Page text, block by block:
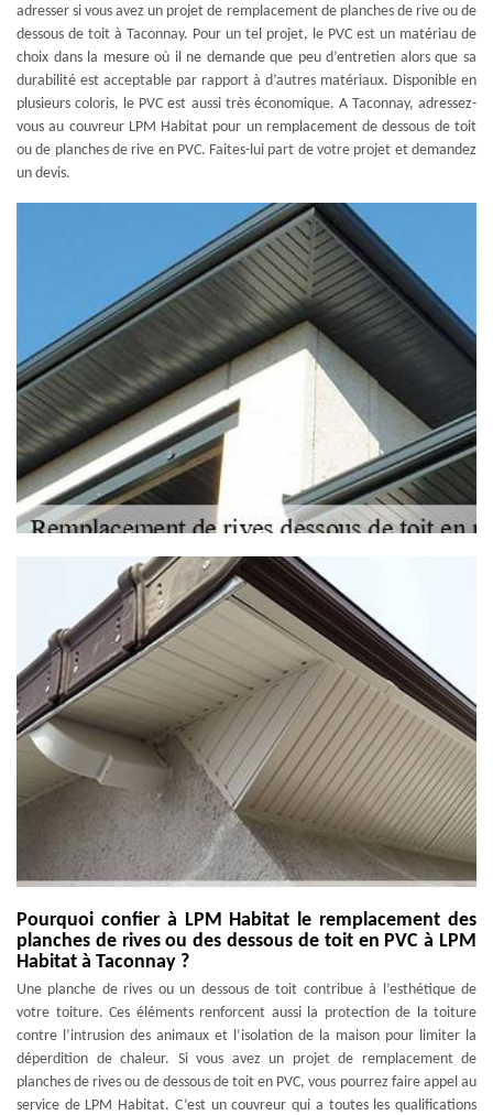
adresser si vous avez un projet de remplacement de planches de rive ou de
dessous de toit à Taconnay. Pour un tel projet, le PVC est un matériau de
choix dans la mesure où il ne demande que peu d’entretien alors que sa
durabilité est acceptable par rapport à d’autres matériaux. Disponible en
plusieurs coloris, le PVC est aussi très économique. A Taconnay, adressez-
vous au couvreur LPM Habitat pour un remplacement de dessous de toit
ou de planches de rive en PVC. Faites-lui part de votre projet et demandez
un devis.
Pourquoi confier à LPM Habitat le remplacement des
planches de rives ou des dessous de toit en PVC à LPM
Habitat à Taconnay ?
Une planche de rives ou un dessous de toit contribue à l’esthétique de
votre toiture. Ces éléments renforcent aussi la protection de la toiture
contre l’intrusion des animaux et l’isolation de la maison pour limiter la
déperdition de chaleur. Si vous avez un projet de remplacement de
planches de rives ou de dessous de toit en PVC, vous pourrez faire appel au
service de LPM Habitat. C’est un couvreur qui a toutes les qualifications